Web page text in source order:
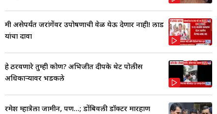
मी असेपर्यंत जरांगेंवर उपोषणाची वेळ येऊ देणार नाही! लाड
यांचा दावा
हे ठरवणारे तुम्ही कोण? अभिजीत दीपके थेट पोलीस
अधिकाऱ्यावर भडकले
रमेश म्हात्रेला जामीन, पण...; डोंबिवली डॉक्टर मारहाण